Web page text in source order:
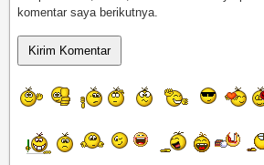
komentar saya berikutnya.